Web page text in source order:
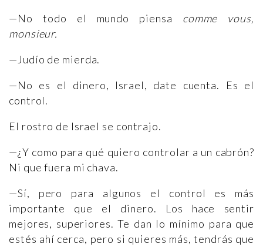
—No todo el mundo piensa comme vous,
monsieur.
—Judío de mierda.
—No es el dinero, Israel, date cuenta. Es el
control.
El rostro de Israel se contrajo.
—¿Y como para qué quiero controlar a un cabrón?
Ni que fuera mi chava.
—Sí, pero para algunos el control es más
importante que el dinero. Los hace sentir
mejores, superiores. Te dan lo mínimo para que
estés ahí cerca, pero si quieres más, tendrás que